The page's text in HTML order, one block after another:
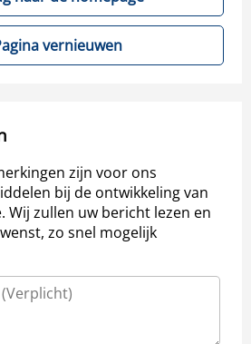
vernieuwen
zijn voor ons
bij de ontwikkeling van
Wij zullen uw bericht lezen en
zo snel mogelijk